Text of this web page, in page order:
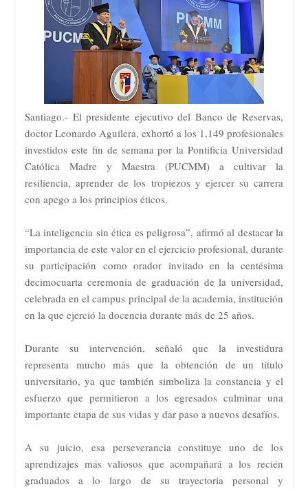
Santiago.- El presidente ejecutivo del Banco de Reservas,
doctor Leonardo Aguilera, exhortó a los 1,149 profesionales
investidos este fin de semana por la Pontificia Universidad
Católica Madre y Maestra (PUCMM) a cultivar la
resiliencia, aprender de los tropiezos y ejercer su carrera
con apego a los principios éticos.
“La inteligencia sin ética es peligrosa”, afirmó al destacar la
importancia de este valor en el ejercicio profesional, durante
su participación como orador invitado en la centésima
decimocuarta ceremonia de graduación de la universidad,
celebrada en el campus principal de la academia, institución
en la que ejerció la docencia durante más de 25 años.
Durante su intervención, señaló que la investidura
representa mucho más que la obtención de un título
universitario, ya que también simboliza la constancia y el
esfuerzo que permitieron a los egresados culminar una
importante etapa de sus vidas y dar paso a nuevos desafíos.
A su juicio, esa perseverancia constituye uno de los
aprendizajes más valiosos que acompañará a los recién
graduados a lo largo de su trayectoria personal y